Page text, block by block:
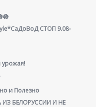
СТОП 9.08-
урожая!
и Полезно
БЕЛОРУССИИ И НЕ